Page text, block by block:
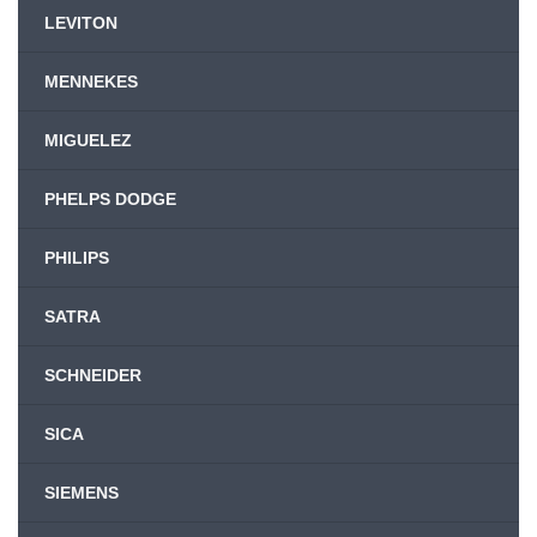
LEVITON
MENNEKES
MIGUELEZ
PHELPS DODGE
PHILIPS
SATRA
SCHNEIDER
SICA
SIEMENS